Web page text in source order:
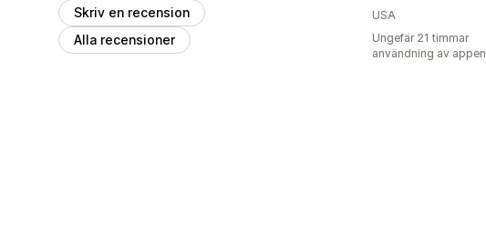
Skriv en recension
Alla recensioner
USA
Ungefär 21 timmar
användning av appen